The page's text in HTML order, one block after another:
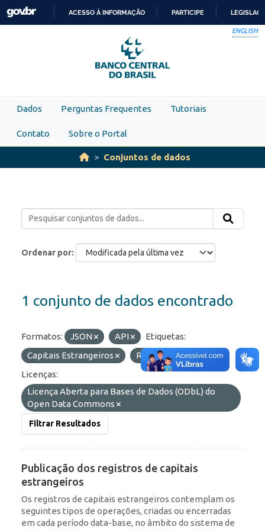
Skip to main content
PARA
O
CONTEÚDO
ACESSO À INFORMAÇÃO PARTICIPE
ENGLISH
Dados Perguntas Frequentes Tutoriais
Contato Sobre o Portal
Conjuntos de dados
Ordenar por
1 conjunto de dados encontrado
Formatos: JSON API
Etiquetas:
Capitais Estrangeiros
RDE
ROF
Licenças:
Licença Aberta para Bases de Dados (ODbL) do
Open Data Commons
Filtrar Resultados
Publicação dos registros de capitais
estrangeiros
Os registros de capitais estrangeiros contemplam os
seguintes tipos de operações, criadas ou encerradas
em cada período data-base, no âmbito do sistema de